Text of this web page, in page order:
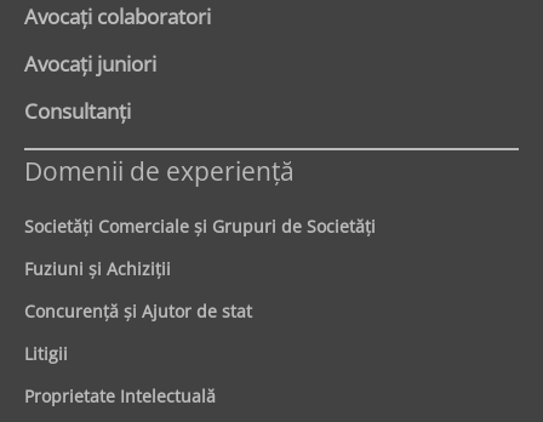
Avocaţi colaboratori
Avocaţi juniori
Consultanți
Domenii de experienţă
Societăţi Comerciale şi Grupuri de Societăţi
Fuziuni şi Achiziţii
Concurenţă şi Ajutor de stat
Litigii
Proprietate Intelectuală